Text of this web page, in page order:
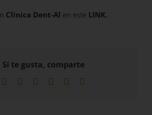
Clínica Dent-Al en este LINK.
Si te gusta, comparte
Facebook LinkedInWhatsApp
Pinterest